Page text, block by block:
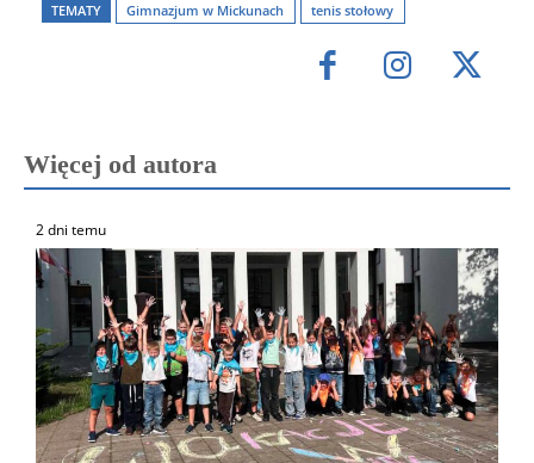
TEMATY Gimnazjum w Mickunach tenis stołowy
Więcej od autora
2 dni temu